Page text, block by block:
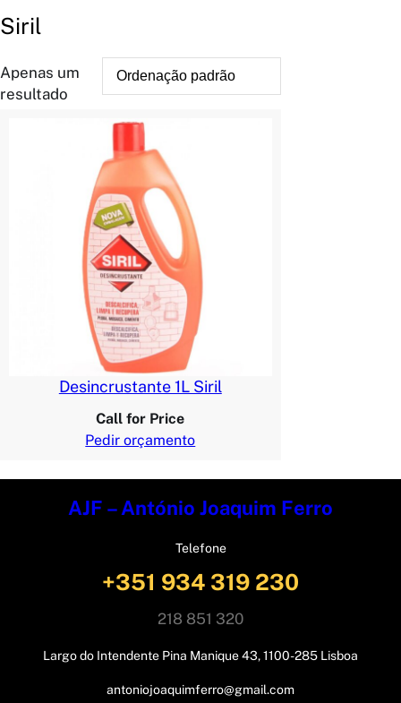
Siril
Apenas um
resultado
Desincrustante 1L Siril
Call for Price
Pedir orçamento
AJF – António Joaquim Ferro
Telefone
+351 934 319 230
218 851 320
Largo do Intendente Pina Manique 43, 1100-285 Lisboa
antoniojoaquimferro@gmail.com